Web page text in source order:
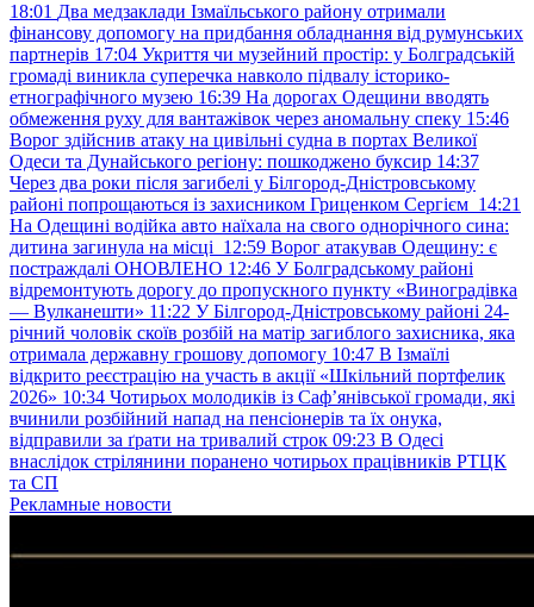
18:01 Два медзаклади Ізмаїльського району отримали
фінансову допомогу на придбання обладнання від румунських
партнерів 17:04 Укриття чи музейний простір: у Болградській
громаді виникла суперечка навколо підвалу історико-
етнографічного музею 16:39 На дорогах Одещини вводять
обмеження руху для вантажівок через аномальну спеку 15:46
Ворог здійснив атаку на цивільні судна в портах Великої
Одеси та Дунайського регіону: пошкоджено буксир 14:37
Через два роки після загибелі у Білгород-Дністровському
районі попрощаються із захисником Гриценком Сергієм 14:21
На Одещині водійка авто наїхала на свого однорічного сина:
дитина загинула на місці 12:59 Ворог атакував Одещину: є
постраждалі ОНОВЛЕНО 12:46 У Болградському районі
відремонтують дорогу до пропускного пункту «Виноградівка
— Вулканешти» 11:22 У Білгород-Дністровському районі 24-
річний чоловік скоїв розбій на матір загиблого захисника, яка
отримала державну грошову допомогу 10:47 В Ізмаїлі
відкрито реєстрацію на участь в акції «Шкільний портфелик
2026» 10:34 Чотирьох молодиків із Саф’янівської громади, які
вчинили розбійний напад на пенсіонерів та їх онука,
відправили за ґрати на тривалий строк 09:23 В Одесі
внаслідок стрілянини поранено чотирьох працівників РТЦК
та СП
Рекламные новости